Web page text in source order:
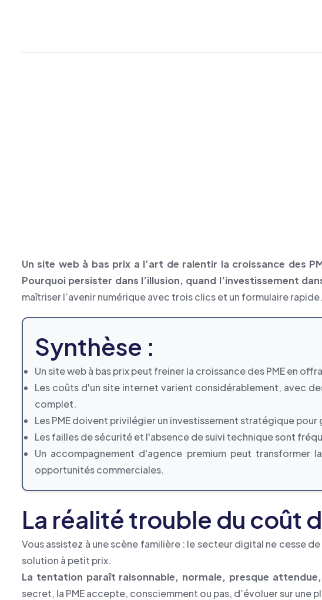
Un site web à bas prix a l’art de ralentir la croissance des
Pourquoi persister dans l’illusion, quand l’investissement
maîtriser l’avenir numérique avec trois clics et un formulaire rapide.
Synthèse :
Un site web à bas prix peut freiner la croissance des PME en
Les coûts d'un site internet varient considérablement, avec
complet.
Les PME doivent privilégier un investissement stratégique
Les failles de sécurité et l'absence de suivi technique sont
Un accompagnement d'agence premium peut transformer
opportunités commerciales.
La réalité trouble du coût
Vous assistez à une scène familière : le secteur digital ne cesse
solution à petit prix.
La tentation paraît raisonnable, normale, presque
secret, la PME accepte, consciemment ou pas, d’évoluer sur